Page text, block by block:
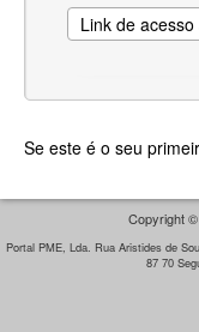
Se este é o seu
Copyright
Portal PME, Lda. Rua Aristides de
87 70